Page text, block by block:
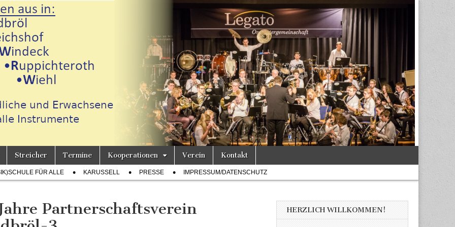
Streicher Termine Kooperationen Verein Kontakt
FÜR ALLE KARUSSELL PRESSE IMPRESSUM/DATENSCHUTZ
Partnerschaftsverein
HERZLICH WILLKOMMEN!